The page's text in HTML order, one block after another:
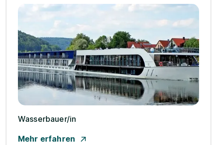
Wasserbauer/­in
Mehr erfahren